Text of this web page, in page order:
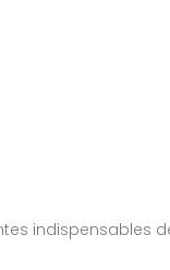
indispensables